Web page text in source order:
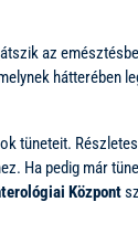
az
tüneteit.
Ha pedig már
Központ